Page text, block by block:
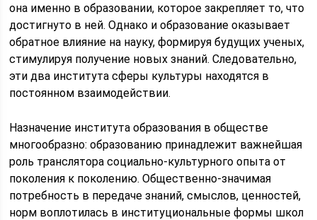
она именно в образовании, которое закрепляет то, что
достигнуто в ней. Однако и образование оказывает
обратное влияние на науку, формируя будущих ученых,
стимулируя получение новых знаний. Следовательно,
эти два института сферы культуры находятся в
постоянном взаимодействии.
Назначение института образования в обществе
многообразно: образованию принадлежит важнейшая
роль транслятора социально-культурного опыта от
поколения к поколению. Общественно-значимая
потребность в передаче знаний, смыслов, ценностей,
норм воплотилась в институциональные формы школ